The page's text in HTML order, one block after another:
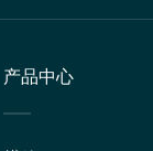
产品中心